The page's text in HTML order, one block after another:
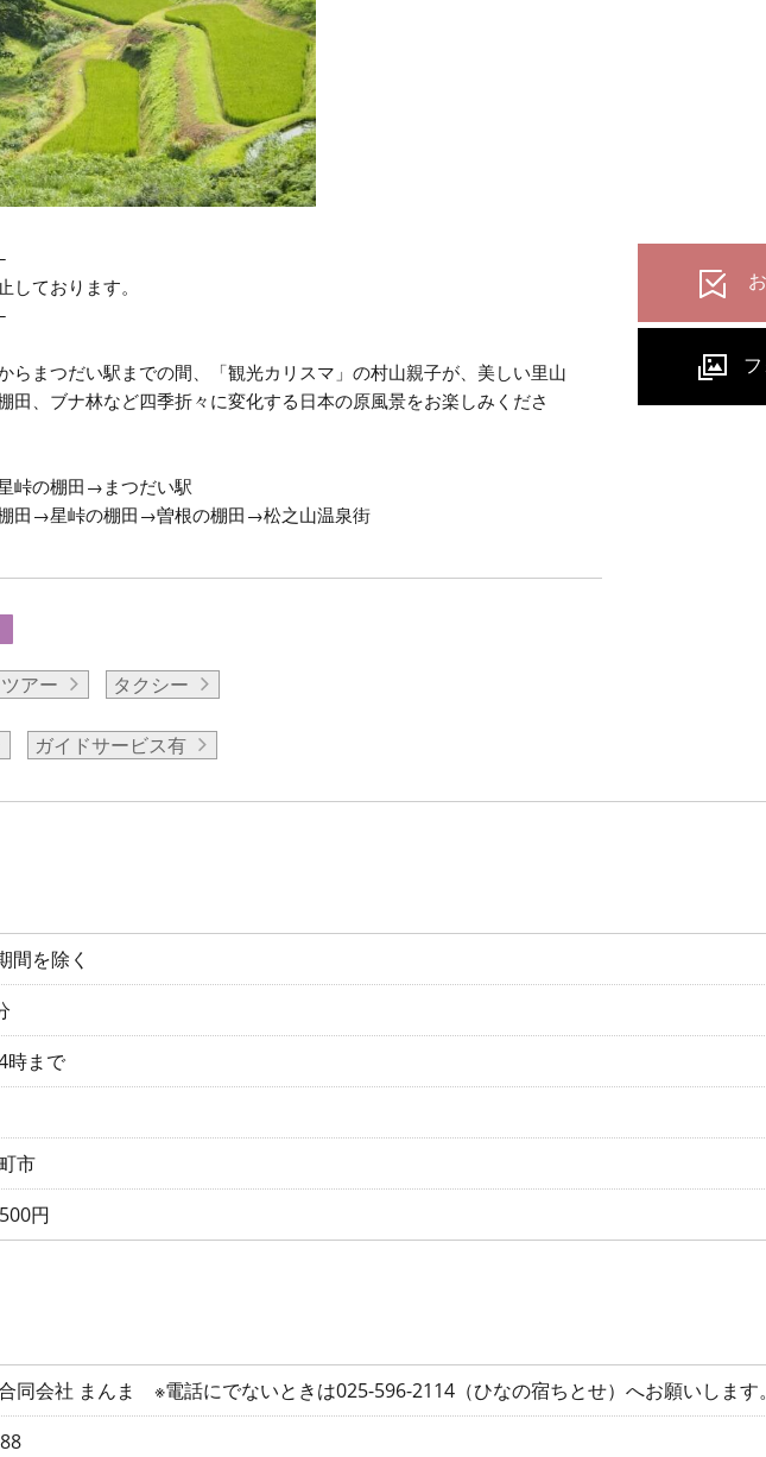
ております。
らまつだい駅までの間、「観光カリスマ」の村山親子が、美しい里山
、ブナ林など四季折々に変化する日本の原風景をお楽しみくださ
峠の棚田→まつだい駅
田→星峠の棚田→曽根の棚田→松之山温泉街
アー タクシー
ガイドサービス有
間を除く
時まで
市
円
同会社 まんま ※電話にでないときは025-596-2114（ひなの宿ちとせ）へお願いします。